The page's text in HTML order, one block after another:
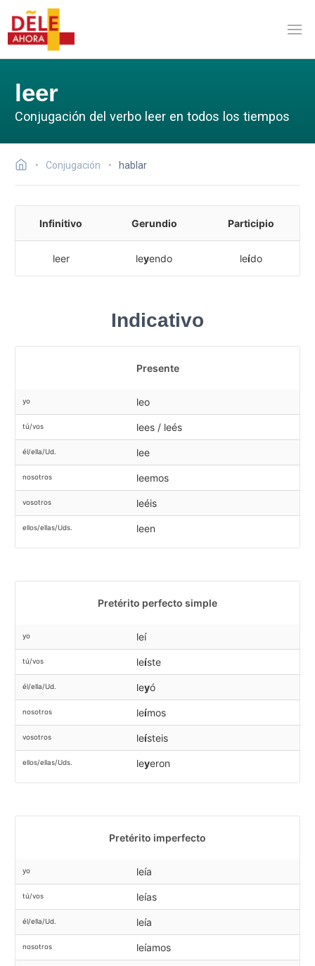
leer
Conjugación del verbo leer en todos los tiempos
Conjugación hablar
Infinitivo Gerundio Participio
leer leyendo leído
Indicativo
Presente
yo leo
tú/vos lees / leés
él/ella/Ud. lee
nosotros leemos
vosotros leéis
ellos/ellas/Uds. leen
Pretérito perfecto simple
yo leí
tú/vos leíste
él/ella/Ud. leyó
nosotros leímos
vosotros leísteis
ellos/ellas/Uds. leyeron
Pretérito imperfecto
yo leía
tú/vos leías
él/ella/Ud. leía
nosotros leíamos